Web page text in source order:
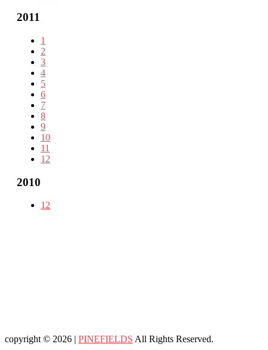
2011
1
2
3
4
5
6
7
8
9
10
11
12
2010
12
copyright © 2026 | PINEFIELDS All Rights Reserved.